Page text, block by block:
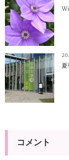
コメント